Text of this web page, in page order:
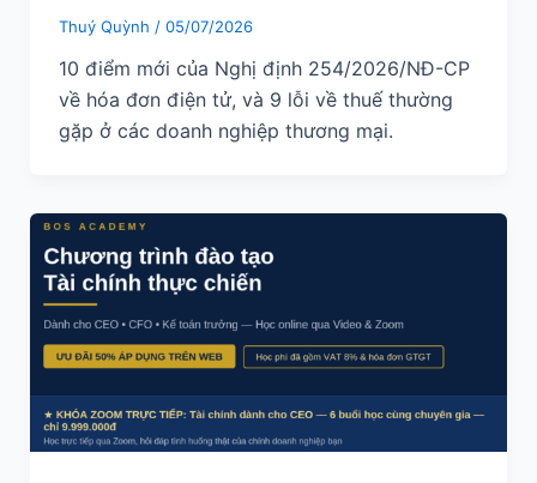
Thuý Quỳnh / 05/07/2026
10 điểm mới của Nghị định 254/2026/NĐ-CP
về hóa đơn điện tử, và 9 lỗi về thuế thường
gặp ở các doanh nghiệp thương mại.